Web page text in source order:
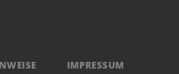
IMPRESSUM